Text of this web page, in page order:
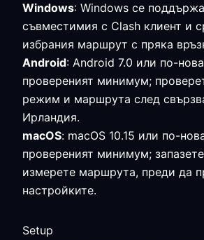
Windows: Windows се
съвместимия с Clash клиент и
избрания маршрут с пряка
Android: Android 7.0 или по-
провереният минимум;
режим и маршрута след
Ирландия.
macOS: macOS 10.15 или по-
провереният минимум;
измерете маршрута, преди да
настройките.
Setup